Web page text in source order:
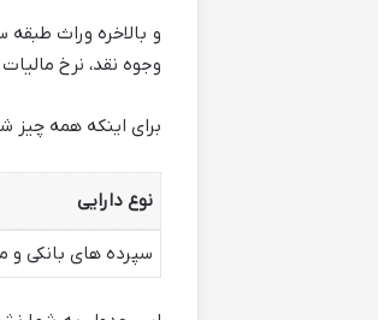
و بالاخره وراث طبقه
وجوه نقد، نرخ
برای اینکه همه چیز
نوع دارایی
سپرده های بانکی و